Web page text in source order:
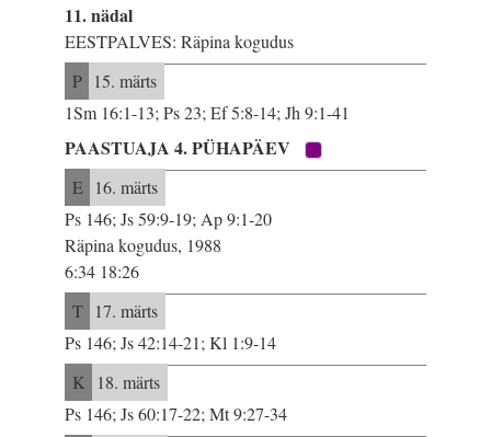
11. nädal
EESTPALVES: Räpina kogudus
P 15. märts
1Sm 16:1-13; Ps 23; Ef 5:8-14; Jh 9:1-41
PAASTUAJA 4. PÜHAPÄEV
E 16. märts
Ps 146; Js 59:9-19; Ap 9:1-20
Räpina kogudus, 1988
6:34 18:26
T 17. märts
Ps 146; Js 42:14-21; Kl 1:9-14
K
18. märts
Ps 146; Js 60:17-22; Mt 9:27-34